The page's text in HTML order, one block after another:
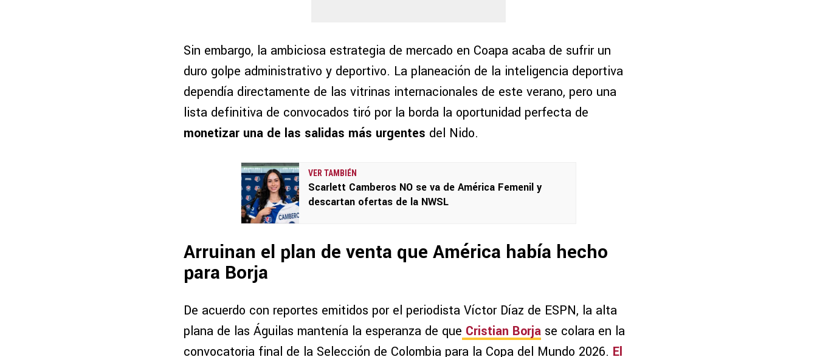
Sin embargo, la ambiciosa estrategia de mercado en Coapa acaba de sufrir un
duro golpe administrativo y deportivo. La planeación de la inteligencia deportiva
dependía directamente de las vitrinas internacionales de este verano, pero una
lista definitiva de convocados tiró por la borda la oportunidad perfecta de
monetizar una de las salidas más urgentes del Nido.
VER TAMBIÉN
Scarlett Camberos NO se va de América Femenil y
descartan ofertas de la NWSL
Arruinan el plan de venta que América había hecho
para Borja
De acuerdo con reportes emitidos por el periodista Víctor Díaz de ESPN, la alta
plana de las Águilas mantenía la esperanza de que Cristian Borja se colara en la
convocatoria final de la Selección de Colombia para la Copa del Mundo 2026. El